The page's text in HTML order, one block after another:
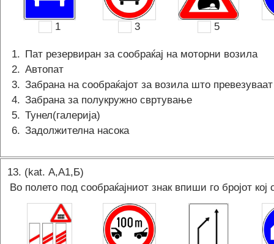
1 3 5
1. Пат резервиран за сообраќај на моторни возила
2. Автопат
3. Забрана на сообраќајот за возила што
4. Забрана за полукружно свртување
5. Тунел(галерија)
6. Задолжителна насока
13. (kat. А,A1,Б)
Во полето под сообраќајниот знак впиши го бројот